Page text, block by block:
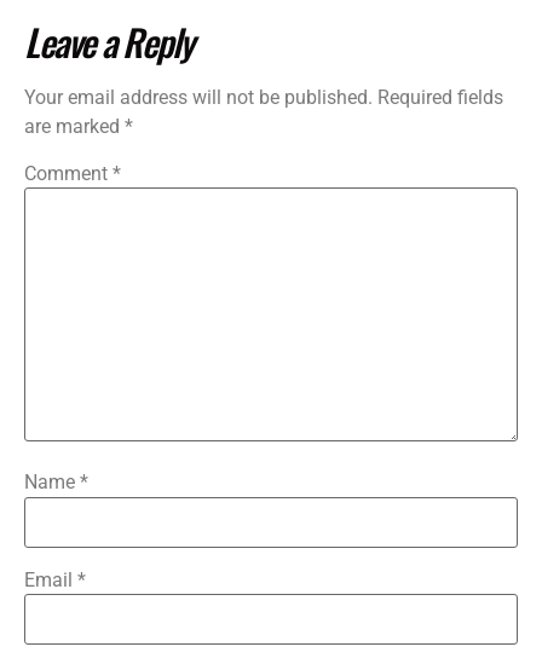
Leave a Reply
Your email address will not be published. Required fields
are marked *
Comment *
Name *
Email *